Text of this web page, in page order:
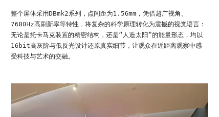
整个屏体采用DBmk2系列，点间距为1.56mm，凭借超广视角、
7680Hz高刷新率等特性，将复杂的科学原理转化为震撼的视觉语言：
无论是托卡马克装置的精密结构，还是“人造太阳”的能量形态，均以
16bit高灰阶与低反光设计还原真实细节，让观众在近距离观察中感
受科技与艺术的交融。